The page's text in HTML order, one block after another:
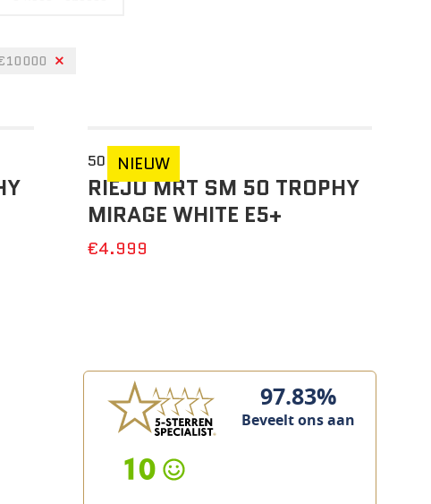
NIEUW
50 CC
RIEJU MRT SM 50 TROPHY
MIRAGE WHITE E5+
€4.999
97.83%
Beveelt ons aan
10